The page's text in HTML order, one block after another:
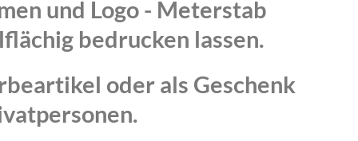
und Logo - Meterstab
bedrucken lassen.
oder als Geschenk